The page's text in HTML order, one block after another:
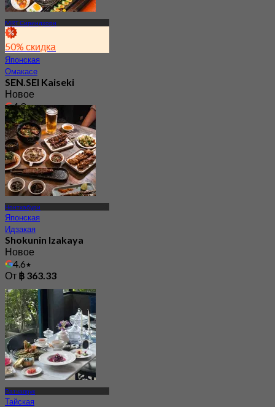
MRT Сириндхорн
50% скидка
Японская
Омакасе
SEN.SEI Kaiseki
Новое
4.9
От฿ 2,295
Нонтхабури
Японская
Идзакая
Shokunin Izakaya
Новое
4.6
От ฿ 363.33
Ратчапрук
Тайская